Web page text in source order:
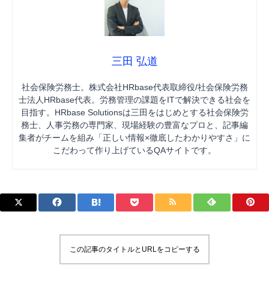
三田 弘道
社会保険労務士。株式会社HRbase代表取締役/社会保険労務
士法人HRbase代表。労務管理の課題をITで解決できる社会を
目指す。HRbase Solutionsは三田をはじめとする社会保険労
務士、人事労務の専門家、現場経験の豊富なプロと、記事編
集者がチームを組み「正しい情報×徹底したわかりやすさ」に
こだわって作り上げているQAサイトです。
この記事のタイトルとURLをコピーする